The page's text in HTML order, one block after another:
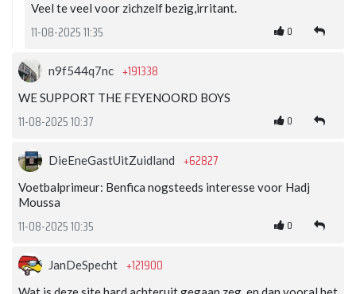
Veel te veel voor zichzelf bezig,irritant.
11-08-2025 11:35 0
n9f544q7nc +191338
WE SUPPORT THE FEYENOORD BOYS
11-08-2025 10:37 0
DieEneGastUitZuidland +62827
Voetbalprimeur: Benfica nogsteeds interesse voor Hadj
Moussa
11-08-2025 10:35 0
JanDeSpecht +121900